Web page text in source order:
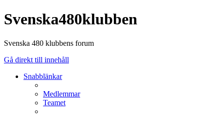
Svenska480klubben
Svenska 480 klubbens forum
Gå direkt till innehåll
Snabblänkar
Medlemmar
Teamet